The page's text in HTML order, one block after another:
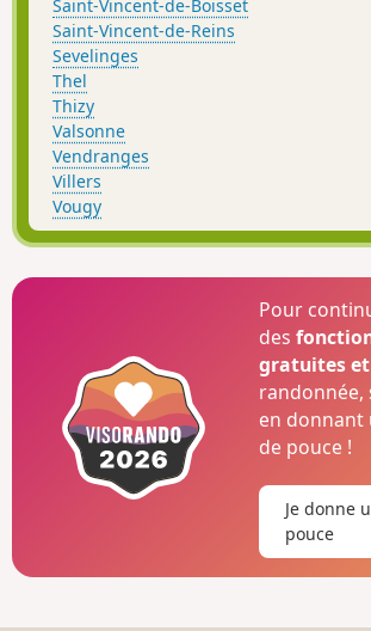
Saint-Vincent-de-Boisset
Saint-Vincent-de-Reins
Sevelinges
Thel
Thizy
Valsonne
Vendranges
Villers
Vougy
Pour
des
gratuites
randonnée,
en donnant
de pouce !
Je donne
pouce